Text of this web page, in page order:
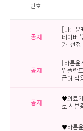
번호
공지
[바른
네이버 '
가' 선정
공지
[바른
임플란
급여 적
공지
♥의료
로 신분
♥바른